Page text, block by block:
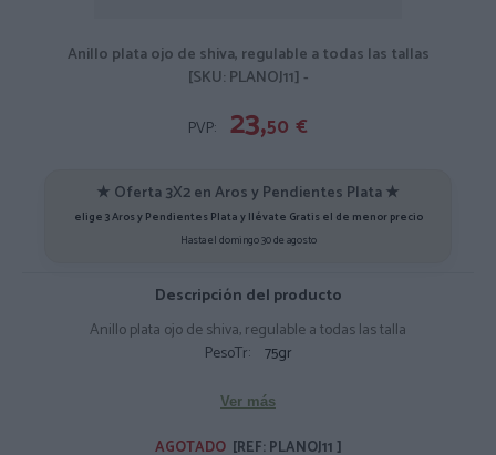
Anillo plata ojo de shiva, regulable a todas las tallas
[SKU: PLANOJ11] -
PVP: 23,50 €
★ Oferta 3X2 en Aros y Pendientes Plata ★
elige 3 Aros y Pendientes Plata y llévate Gratis el de menor precio
Hasta el domingo 30 de agosto
Descripción del producto
Anillo plata ojo de shiva, regulable a todas las talla
PesoTr: 75gr
Ver más
AGOTADO [REF: PLANOJ11 ]